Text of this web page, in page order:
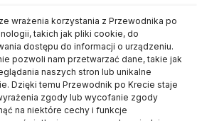
wrażenia korzystania z Przewodnika po
takich jak pliki cookie, do
dostępu do informacji o urządzeniu.
pozwoli nam przetwarzać dane, takie jak
naszych stron lub unikalne
Dzięki temu Przewodnik po Krecie staje
zgody lub wycofanie zgody
na niektóre cechy i funkcje
23 sierpnia, 2022